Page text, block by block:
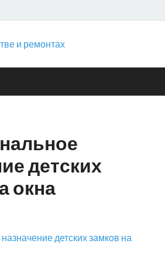
Всё о
детских
окна